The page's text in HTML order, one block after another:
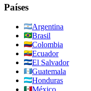
Países
Argentina
Brasil
Colombia
Ecuador
El Salvador
Guatemala
Honduras